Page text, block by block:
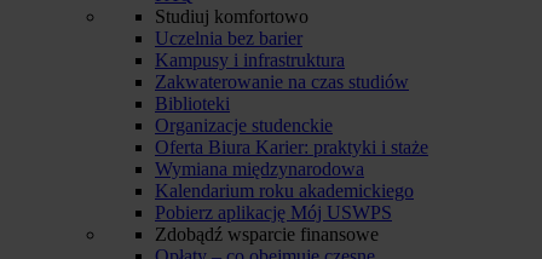
Studiuj komfortowo
Uczelnia bez barier
Kampusy i infrastruktura
Zakwaterowanie na czas studiów
Biblioteki
Organizacje studenckie
Oferta Biura Karier: praktyki i staże
Wymiana międzynarodowa
Kalendarium roku akademickiego
Pobierz aplikację Mój USWPS
Zdobądź wsparcie finansowe